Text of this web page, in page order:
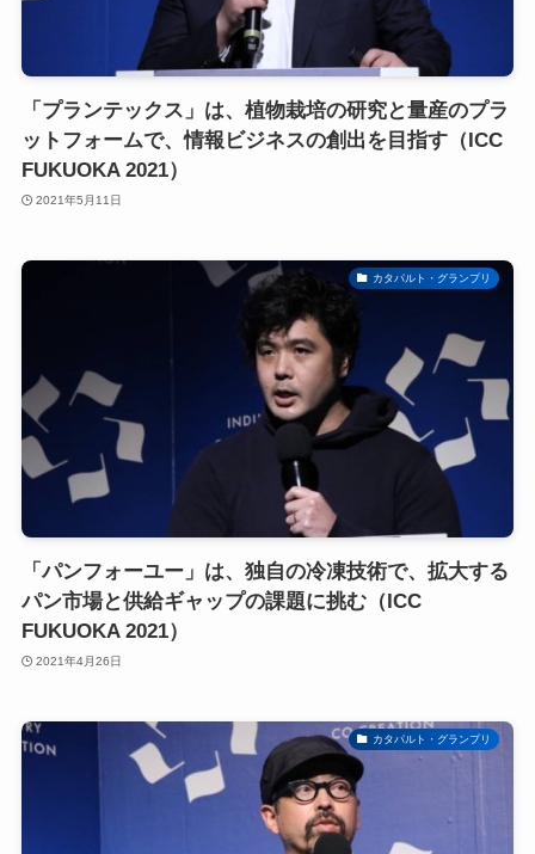
「プランテックス」は、植物栽培の研究と量産のプラ
ットフォームで、情報ビジネスの創出を目指す（ICC
FUKUOKA 2021）
2021年5月11日
カタパルト・グランプリ
「パンフォーユー」は、独自の冷凍技術で、拡大する
パン市場と供給ギャップの課題に挑む（ICC
FUKUOKA 2021）
2021年4月26日
カタパルト・グランプリ